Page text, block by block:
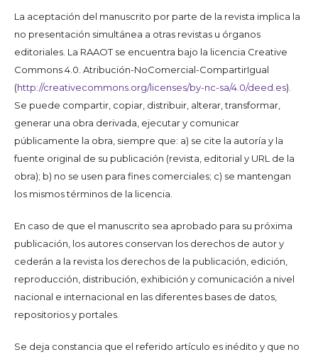
La aceptación del manuscrito por parte de la revista implica la
no presentación simultánea a otras revistas u órganos
editoriales. La RAAOT se encuentra bajo la licencia Creative
Commons 4.0. Atribución-NoComercial-CompartirIgual
(http://creativecommons.org/licenses/by-nc-sa/4.0/deed.es).
Se puede compartir, copiar, distribuir, alterar, transformar,
generar una obra derivada, ejecutar y comunicar
públicamente la obra, siempre que: a) se cite la autoría y la
fuente original de su publicación (revista, editorial y URL de la
obra); b) no se usen para fines comerciales; c) se mantengan
los mismos términos de la licencia.
En caso de que el manuscrito sea aprobado para su próxima
publicación, los autores conservan los derechos de autor y
cederán a la revista los derechos de la publicación, edición,
reproducción, distribución, exhibición y comunicación a nivel
nacional e internacional en las diferentes bases de datos,
repositorios y portales.
Se deja constancia que el referido artículo es inédito y que no